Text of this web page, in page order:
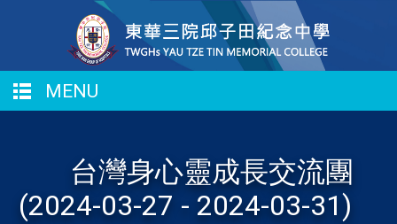
MENU
台灣身心靈成長交流團
(2024-03-27 - 2024-03-31)